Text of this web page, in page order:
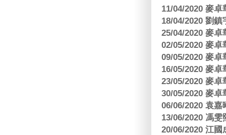
11/04/2020 麥
18/04/2020 劉
25/04/2020 麥
02/05/2020 麥
09/05/2020 麥
16/05/2020 麥
23/05/2020 麥
30/05/2020 麥
06/06/2020 袁
13/06/2020 馮
20/06/2020 江